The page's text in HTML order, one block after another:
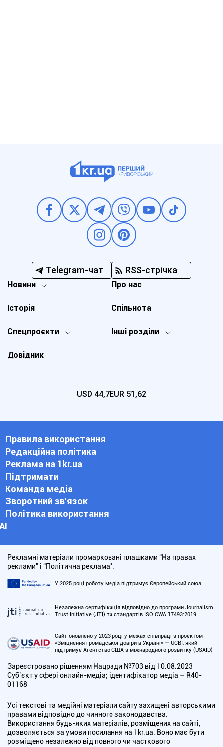
Telegram-чат RSS-стрічка
Новини
Спецпроєкти Інші розділи
Історія
Про нас
Довідник
Спільнота
USD 44,7EUR 51,62
Правила використання
Редакційна політика
Реклама на 1kr.ua
Підтримати
Команда медіа
Зворотний зв'язок
Політика використання
АІ
Рекламні матеріали промарковані плашками “На правах
реклами” і “Політична реклама”.
У 2025 році роботу медіа підтримує Європейський союз
Незалежна сертифікація відповідно до програми Journalism
Trust Initiative (JTI) та стандартів ISO CWA 17493:2019
Сайт оновлено у 2023 році у межах співпраці з проєктом
«Зміцнення громадської довіри в Україні» — UCBI, який
підтримує Агентство США з міжнародного розвитку (USAID)
Зареєстровано рішенням Нацради №703 від 10.08.2023
Cуб’єкт у сфері онлайн-медіа; ідентифікатор медіа – R40-
01168
Усі текстові та медійні матеріали сайту захищені авторськими
правами відповідно до чинного законодавства.
Використання будь-яких матеріалів, розміщених на сайті,
дозволяється за умови посилання на 1kr.ua. Воно має бути
розміщено незалежно від повного чи часткового